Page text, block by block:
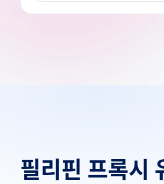
필리핀 프록시